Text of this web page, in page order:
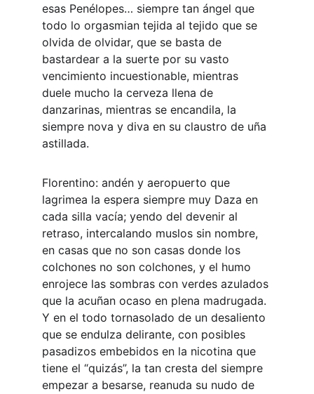
esas Penélopes… siempre tan ángel que
todo lo orgasmian tejida al tejido que se
olvida de olvidar, que se basta de
bastardear a la suerte por su vasto
vencimiento incuestionable, mientras
duele mucho la cerveza llena de
danzarinas, mientras se encandila, la
siempre nova y diva en su claustro de uña
astillada.
Florentino: andén y aeropuerto que
lagrimea la espera siempre muy Daza en
cada silla vacía; yendo del devenir al
retraso, intercalando muslos sin nombre,
en casas que no son casas donde los
colchones no son colchones, y el humo
enrojece las sombras con verdes azulados
que la acuñan ocaso en plena madrugada.
Y en el todo tornasolado de un desaliento
que se endulza delirante, con posibles
pasadizos embebidos en la nicotina que
tiene el “quizás”, la tan cresta del siempre
empezar a besarse, reanuda su nudo de